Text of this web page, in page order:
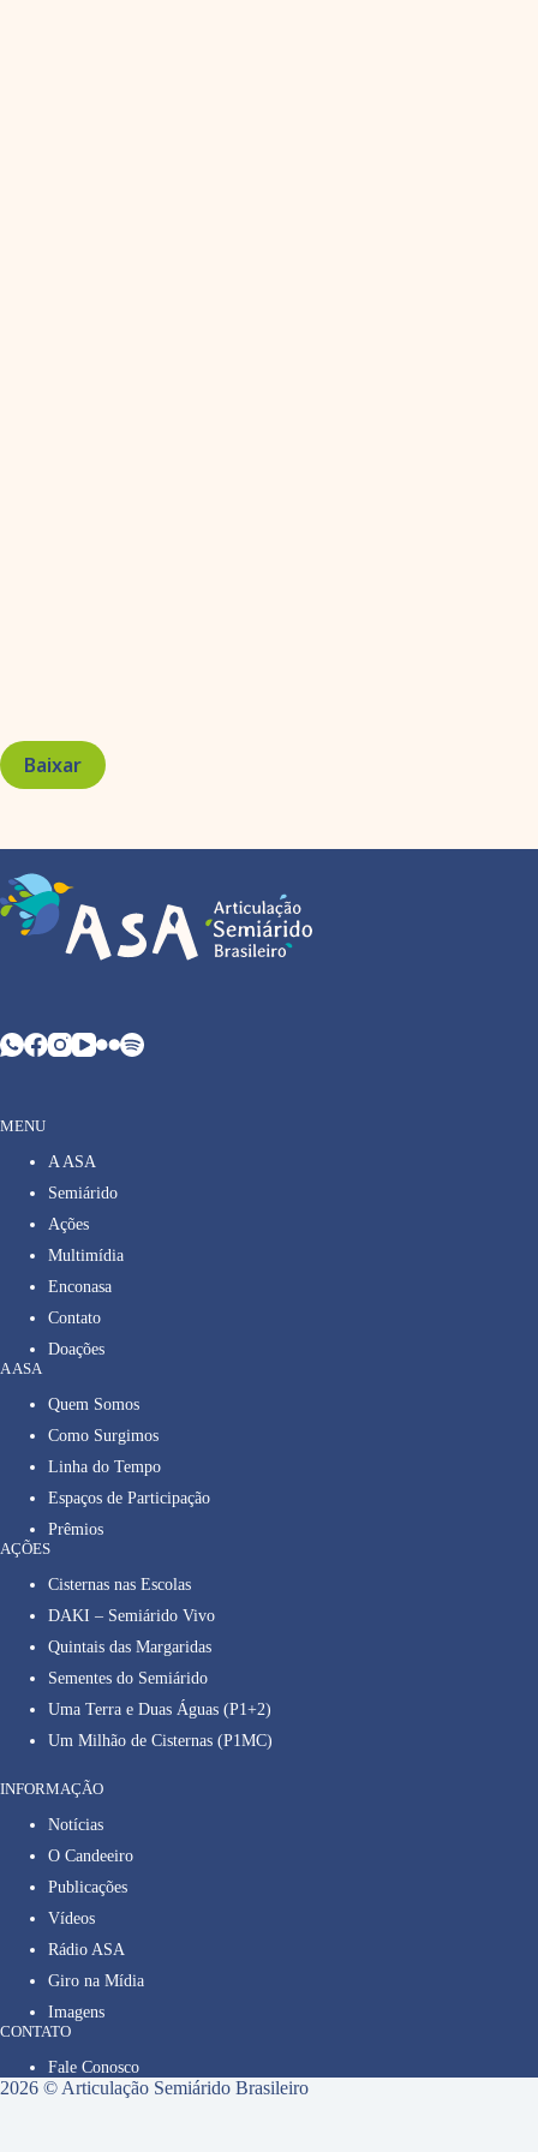
Baixar
MENU
A ASA
Semiárido
Ações
Multimídia
Enconasa
Contato
Doações
A ASA
Quem Somos
Como Surgimos
Linha do Tempo
Espaços de Participação
Prêmios
AÇÕES
Cisternas nas Escolas
DAKI – Semiárido Vivo
Quintais das Margaridas
Sementes do Semiárido
Uma Terra e Duas Águas (P1+2)
Um Milhão de Cisternas (P1MC)
INFORMAÇÃO
Notícias
O Candeeiro
Publicações
Vídeos
Rádio ASA
Giro na Mídia
Imagens
CONTATO
Fale Conosco
2026 © Articulação Semiárido Brasileiro